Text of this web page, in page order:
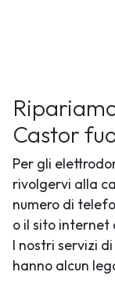
Castor
Per gli
rivolgervi alla
numero di
o il sito internet
I nostri servizi
hanno alcun